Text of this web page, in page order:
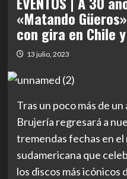
«Matando
con gira en Chile
13 julio, 2023
Tras un poco más de
Brujería regresará a
tremendas fechas en el
sudamericana que
los discos más icónicos